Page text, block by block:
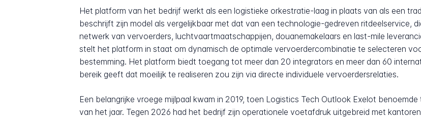
Het platform van het bedrijf werkt als een logistieke orkestratie-laag in plaats van als een
beschrijft zijn model als vergelijkbaar met dat van een technologie-gedreven ritdeelservice,
netwerk van vervoerders, luchtvaartmaatschappijen, douanemakelaars en last-mile
stelt het platform in staat om dynamisch de optimale vervoerdercombinatie te selecteren
bestemming. Het platform biedt toegang tot meer dan 20 integrators en meer dan 60
bereik geeft dat moeilijk te realiseren zou zijn via directe individuele vervoerdersrelaties.
Een belangrijke vroege mijlpaal kwam in 2019, toen Logistics Tech Outlook Exelot
van het jaar. Tegen 2026 had het bedrijf zijn operationele voetafdruk uitgebreid met